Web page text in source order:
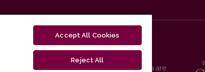
Vilnius University Press platform and metadata are
Accept All Cookies
Reject All